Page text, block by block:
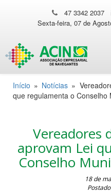
47 3342 2037
Sexta-feira, 07 de
Início » Notícias »
que regulamenta o Conselho
Vereadores
aprovam Lei
Conselho
18 de